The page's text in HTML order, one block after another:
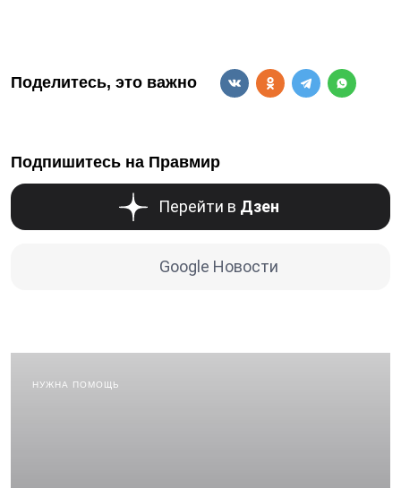
Поделитесь, это важно
Подпишитесь на Правмир
Перейти в Дзен
Google Новости
НУЖНА ПОМОЩЬ